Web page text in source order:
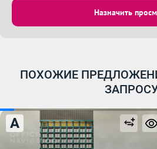
Назначить
ПОХОЖИЕ
A